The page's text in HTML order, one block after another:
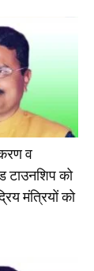
व
टाउनशिप को
मंत्रियों को